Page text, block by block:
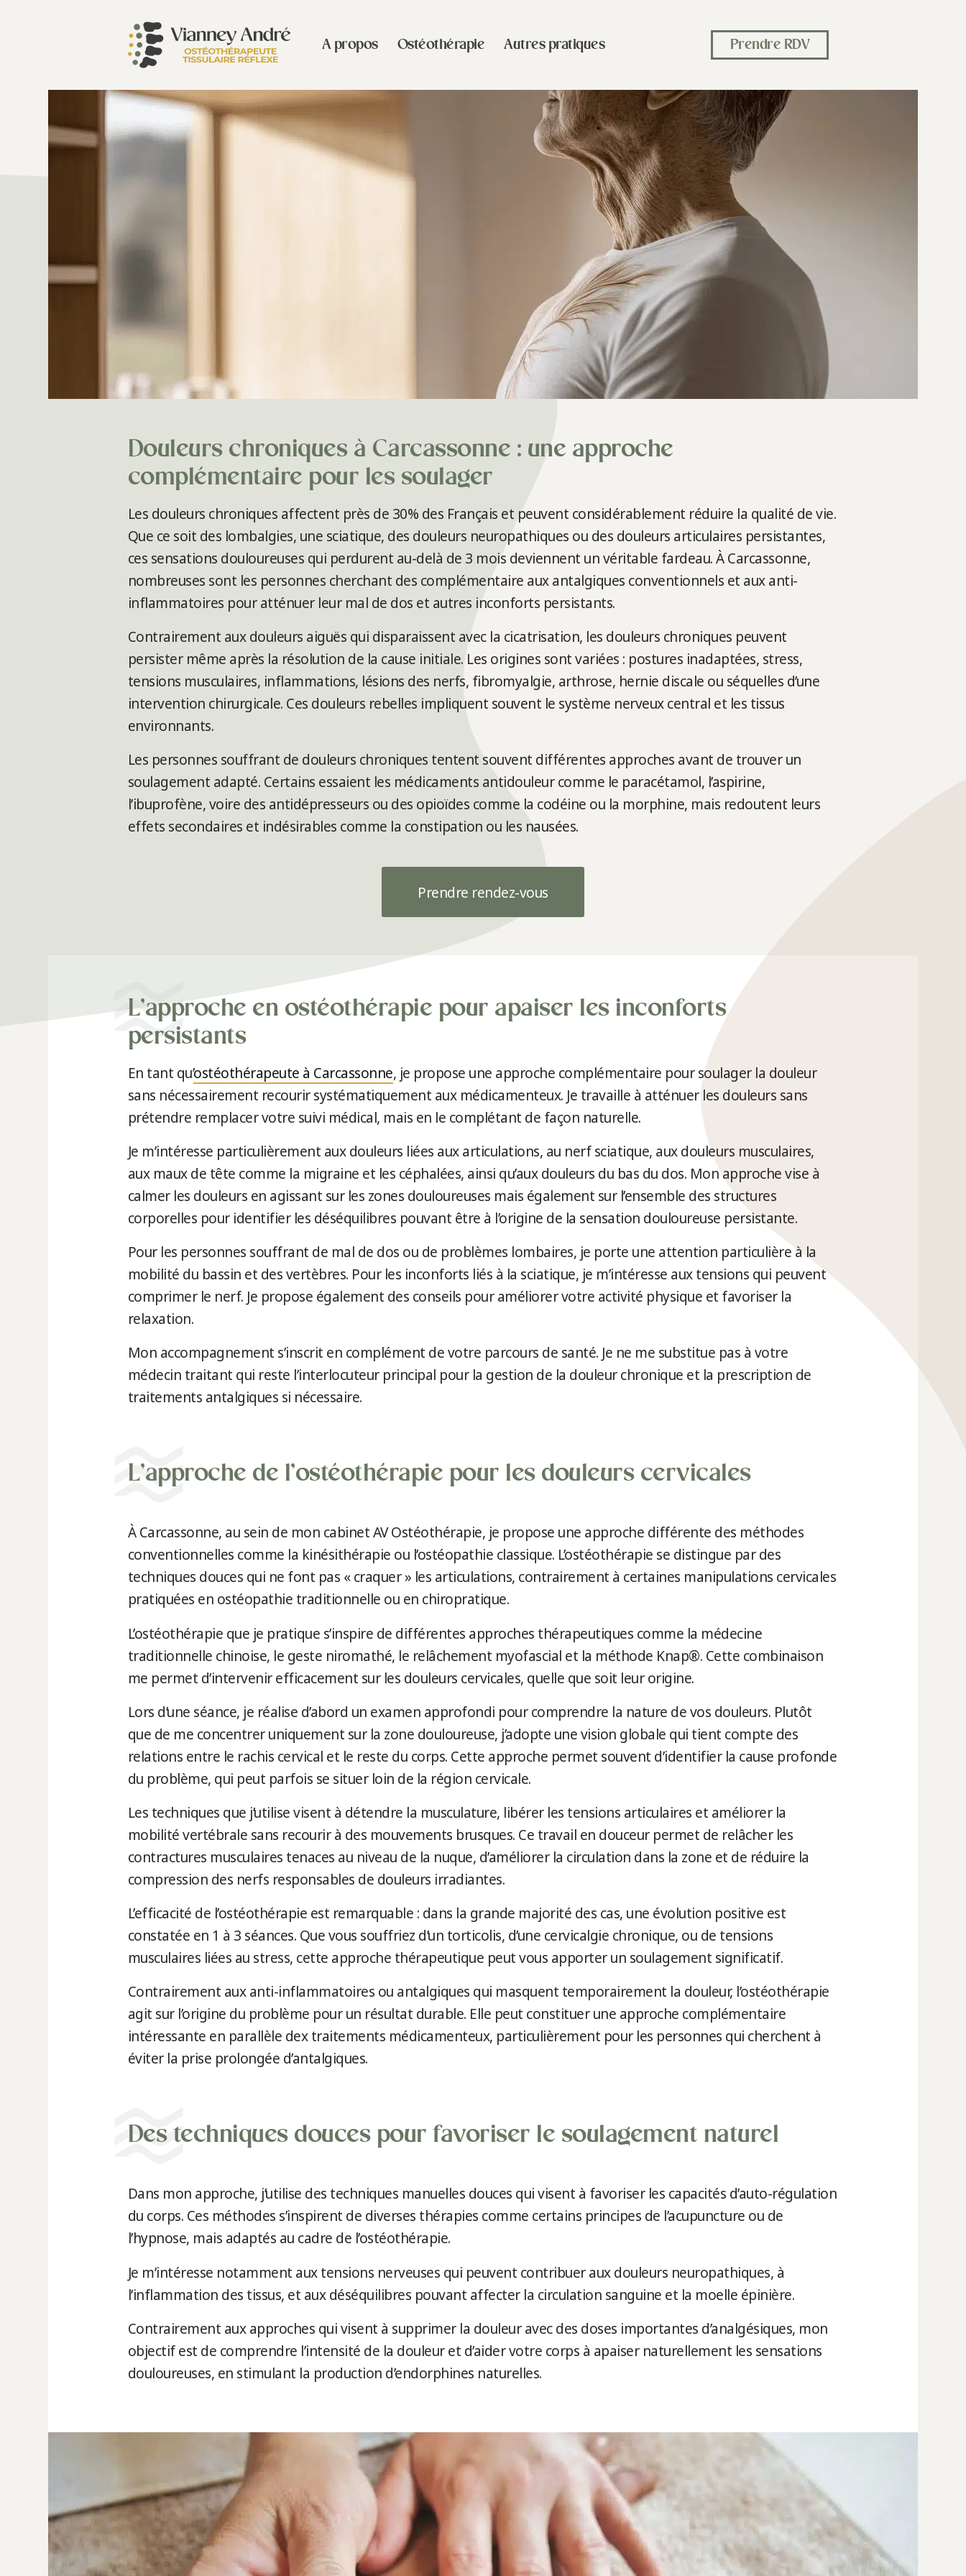
A propos Ostéothérapie Autres pratiques Prendre RDV
Douleurs chroniques à Carcassonne : une approche
complémentaire pour les soulager
Les douleurs chroniques affectent près de 30% des Français et peuvent considérablement réduire la qualité de vie.
Que ce soit des lombalgies, une sciatique, des douleurs neuropathiques ou des douleurs articulaires persistantes,
ces sensations douloureuses qui perdurent au-delà de 3 mois deviennent un véritable fardeau. À Carcassonne,
nombreuses sont les personnes cherchant des complémentaire aux antalgiques conventionnels et aux anti-
inflammatoires pour atténuer leur mal de dos et autres inconforts persistants.
Contrairement aux douleurs aiguës qui disparaissent avec la cicatrisation, les douleurs chroniques peuvent
persister même après la résolution de la cause initiale. Les origines sont variées : postures inadaptées, stress,
tensions musculaires, inflammations, lésions des nerfs, fibromyalgie, arthrose, hernie discale ou séquelles d’une
intervention chirurgicale. Ces douleurs rebelles impliquent souvent le système nerveux central et les tissus
environnants.
Les personnes souffrant de douleurs chroniques tentent souvent différentes approches avant de trouver un
soulagement adapté. Certains essaient les médicaments antidouleur comme le paracétamol, l’aspirine,
l’ibuprofène, voire des antidépresseurs ou des opioïdes comme la codéine ou la morphine, mais redoutent leurs
effets secondaires et indésirables comme la constipation ou les nausées.
Prendre rendez-vous
L’approche en ostéothérapie pour apaiser les inconforts
persistants
En tant qu’ostéothérapeute à Carcassonne, je propose une approche complémentaire pour soulager la douleur
sans nécessairement recourir systématiquement aux médicamenteux. Je travaille à atténuer les douleurs sans
prétendre remplacer votre suivi médical, mais en le complétant de façon naturelle.
Je m’intéresse particulièrement aux douleurs liées aux articulations, au nerf sciatique, aux douleurs musculaires,
aux maux de tête comme la migraine et les céphalées, ainsi qu’aux douleurs du bas du dos. Mon approche vise à
calmer les douleurs en agissant sur les zones douloureuses mais également sur l’ensemble des structures
corporelles pour identifier les déséquilibres pouvant être à l’origine de la sensation douloureuse persistante.
Pour les personnes souffrant de mal de dos ou de problèmes lombaires, je porte une attention particulière à la
mobilité du bassin et des vertèbres. Pour les inconforts liés à la sciatique, je m’intéresse aux tensions qui peuvent
comprimer le nerf. Je propose également des conseils pour améliorer votre activité physique et favoriser la
relaxation.
Mon accompagnement s’inscrit en complément de votre parcours de santé. Je ne me substitue pas à votre
médecin traitant qui reste l’interlocuteur principal pour la gestion de la douleur chronique et la prescription de
traitements antalgiques si nécessaire.
L’approche de l’ostéothérapie pour les douleurs cervicales
À Carcassonne, au sein de mon cabinet AV Ostéothérapie, je propose une approche différente des méthodes
conventionnelles comme la kinésithérapie ou l’ostéopathie classique. L’ostéothérapie se distingue par des
techniques douces qui ne font pas « craquer » les articulations, contrairement à certaines manipulations cervicales
pratiquées en ostéopathie traditionnelle ou en chiropratique.
L’ostéothérapie que je pratique s’inspire de différentes approches thérapeutiques comme la médecine
traditionnelle chinoise, le geste niromathé, le relâchement myofascial et la méthode Knap®. Cette combinaison
me permet d’intervenir efficacement sur les douleurs cervicales, quelle que soit leur origine.
Lors d’une séance, je réalise d’abord un examen approfondi pour comprendre la nature de vos douleurs. Plutôt
que de me concentrer uniquement sur la zone douloureuse, j’adopte une vision globale qui tient compte des
relations entre le rachis cervical et le reste du corps. Cette approche permet souvent d’identifier la cause profonde
du problème, qui peut parfois se situer loin de la région cervicale.
Les techniques que j’utilise visent à détendre la musculature, libérer les tensions articulaires et améliorer la
mobilité vertébrale sans recourir à des mouvements brusques. Ce travail en douceur permet de relâcher les
contractures musculaires tenaces au niveau de la nuque, d’améliorer la circulation dans la zone et de réduire la
compression des nerfs responsables de douleurs irradiantes.
L’efficacité de l’ostéothérapie est remarquable : dans la grande majorité des cas, une évolution positive est
constatée en 1 à 3 séances. Que vous souffriez d’un torticolis, d’une cervicalgie chronique, ou de tensions
musculaires liées au stress, cette approche thérapeutique peut vous apporter un soulagement significatif.
Contrairement aux anti-inflammatoires ou antalgiques qui masquent temporairement la douleur, l’ostéothérapie
agit sur l’origine du problème pour un résultat durable. Elle peut constituer une approche complémentaire
intéressante en parallèle dex traitements médicamenteux, particulièrement pour les personnes qui cherchent à
éviter la prise prolongée d’antalgiques.
Des techniques douces pour favoriser le soulagement naturel
Dans mon approche, j’utilise des techniques manuelles douces qui visent à favoriser les capacités d’auto-régulation
du corps. Ces méthodes s’inspirent de diverses thérapies comme certains principes de l’acupuncture ou de
l’hypnose, mais adaptés au cadre de l’ostéothérapie.
Je m’intéresse notamment aux tensions nerveuses qui peuvent contribuer aux douleurs neuropathiques, à
l’inflammation des tissus, et aux déséquilibres pouvant affecter la circulation sanguine et la moelle épinière.
Contrairement aux approches qui visent à supprimer la douleur avec des doses importantes d’analgésiques, mon
objectif est de comprendre l’intensité de la douleur et d’aider votre corps à apaiser naturellement les sensations
douloureuses, en stimulant la production d’endorphines naturelles.